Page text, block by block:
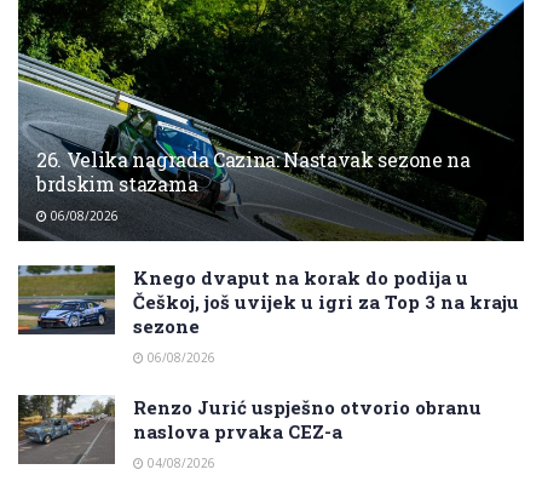
26. Velika nagrada Cazina: Nastavak sezone na
brdskim stazama
06/08/2026
Knego dvaput na korak do podija u
Češkoj, još uvijek u igri za Top 3 na kraju
sezone
06/08/2026
Renzo Jurić uspješno otvorio obranu
naslova prvaka CEZ-a
04/08/2026